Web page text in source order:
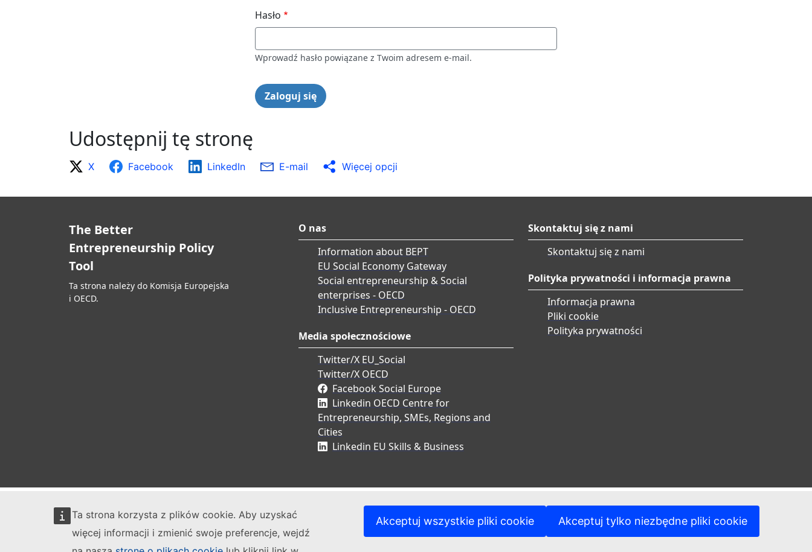
Ta strona korzysta z plików cookie. Aby uzyskać
więcej informacji i zmienić swoje preferencje, wejdź
Akceptuj wszystkie pliki cookie Akceptuj tylko niezbędne pliki cookie
Hasło
Wprowadź hasło powiązane z Twoim adresem e-mail.
Udostępnij tę stronę
X Facebook LinkedIn E-mail Więcej opcji
The Better
Entrepreneurship Policy
Tool
Ta strona należy do Komisja Europejska
i OECD.
O nas
Information about BEPT
EU Social Economy Gateway
Social entrepreneurship & Social
enterprises - OECD
Inclusive Entrepreneurship - OECD
Media społecznościowe
Twitter/X EU_Social
Twitter/X OECD
Facebook Social Europe
Linkedin OECD Centre for
Entrepreneurship, SMEs, Regions and
Cities
Linkedin EU Skills & Business
Skontaktuj się z nami
Skontaktuj się z nami
Polityka prywatności i informacja prawna
Informacja prawna
Pliki cookie
Polityka prywatności